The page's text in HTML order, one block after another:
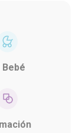
Bebé